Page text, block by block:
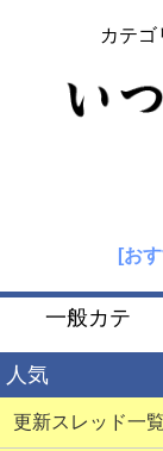
カテゴ
[お
一般カテ
人気
更新スレッド一